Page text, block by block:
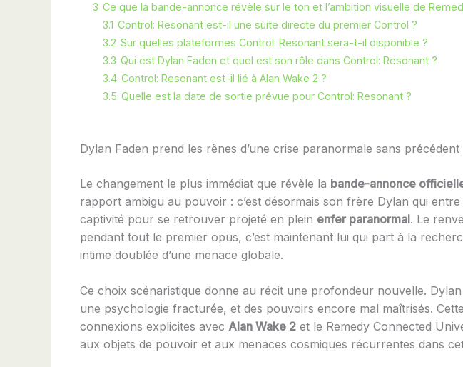
3 Ce que la bande-annonce révèle sur le ton et l’ambition visuelle de
3.1 Control: Resonant est-il une suite directe du premier Control ?
3.2 Sur quelles plateformes Control: Resonant sera-t-il disponible ?
3.3 Qui est Dylan Faden et quel est son rôle dans Control: Resonant ?
3.4 Control: Resonant est-il lié à Alan Wake 2 ?
3.5 Quelle est la date de sortie prévue pour Control: Resonant ?
Dylan Faden prend les rênes d’une crise paranormale sans précédent
Le changement le plus immédiat que révèle la bande-annonce
rapport ambigu au pouvoir : c’est désormais son frère Dylan qui
captivité pour se retrouver projeté en plein enfer paranormal. Le
pendant tout le premier opus, c’est maintenant lui qui part à la
intime doublée d’une menace globale.
Ce choix scénaristique donne au récit une profondeur nouvelle.
une psychologie fracturée, et des pouvoirs encore mal maîtrisés.
connexions explicites avec Alan Wake 2 et le Remedy Connected
aux objets de pouvoir et aux menaces cosmiques récurrentes dans